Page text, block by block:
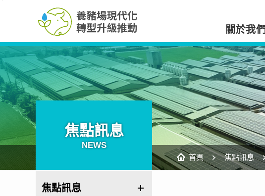
養
升
級
網
跳
關於我們
首頁 焦點訊息
焦點訊息
NEWS
焦點訊息